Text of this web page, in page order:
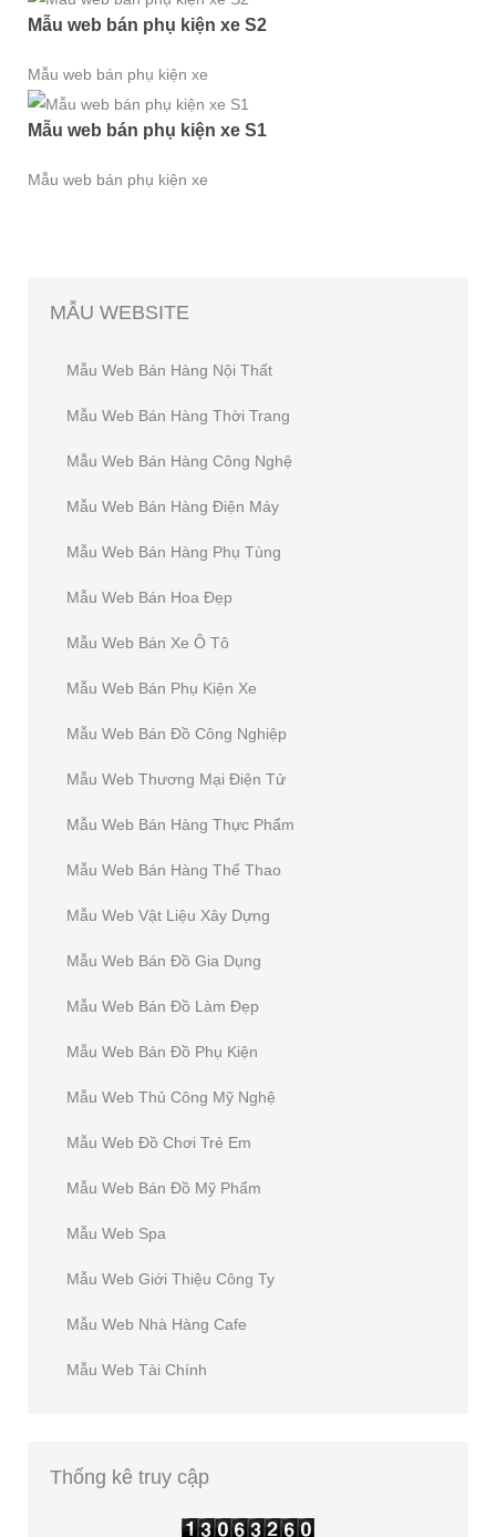
Mẫu web bán phụ kiện xe S2
Mẫu web bán phụ kiện xe
Mẫu web bán phụ kiện xe S1
Mẫu web bán phụ kiện xe
MẪU WEBSITE
Mẫu Web Bán Hàng Nội Thất
Mẫu Web Bán Hàng Thời Trang
Mẫu Web Bán Hàng Công Nghệ
Mẫu Web Bán Hàng Điện Máy
Mẫu Web Bán Hàng Phụ Tùng
Mẫu Web Bán Hoa Đẹp
Mẫu Web Bán Xe Ô Tô
Mẫu Web Bán Phụ Kiện Xe
Mẫu Web Bán Đồ Công Nghiệp
Mẫu Web Thương Mại Điện Tử
Mẫu Web Bán Hàng Thực Phẩm
Mẫu Web Bán Hàng Thể Thao
Mẫu Web Vật Liệu Xây Dựng
Mẫu Web Bán Đồ Gia Dụng
Mẫu Web Bán Đồ Làm Đẹp
Mẫu Web Bán Đồ Phụ Kiện
Mẫu Web Thủ Công Mỹ Nghệ
Mẫu Web Đồ Chơi Trẻ Em
Mẫu Web Bán Đồ Mỹ Phẩm
Mẫu Web Spa
Mẫu Web Giới Thiệu Công Ty
Mẫu Web Nhà Hàng Cafe
Mẫu Web Tài Chính
Thống kê truy cập